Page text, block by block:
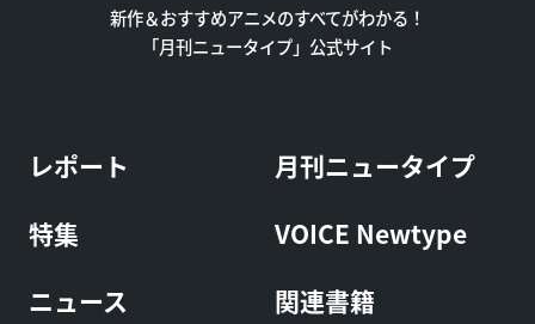
新作＆おすすめアニメのすべてがわかる！
「月刊ニュータイプ」公式サイト
レポート
特集
ニュース
月刊ニュータイプ
VOICE Newtype
関連書籍